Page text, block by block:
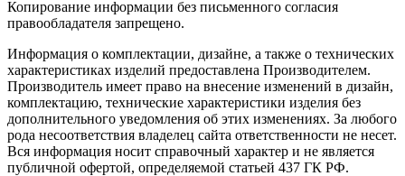
Копирование информации без письменного согласия
правообладателя запрещено.
Информация о комплектации, дизайне, а также о технических
характеристиках изделий предоставлена Производителем.
Производитель имеет право на внесение изменений в дизайн,
комплектацию, технические характеристики изделия без
дополнительного уведомления об этих изменениях. За любого
рода несоответствия владелец сайта ответственности не несет.
Вся информация носит справочный характер и не является
публичной офертой, определяемой статьей 437 ГК РФ.